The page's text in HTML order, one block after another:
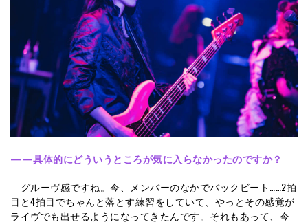
——具体的にどういうところが気に入らなかったのですか？
グルーヴ感ですね。今、メンバーのなかでバックビート……2拍
目と4拍目でちゃんと落とす練習をしていて、やっとその感覚が
ライヴでも出せるようになってきたんです。それもあって、今